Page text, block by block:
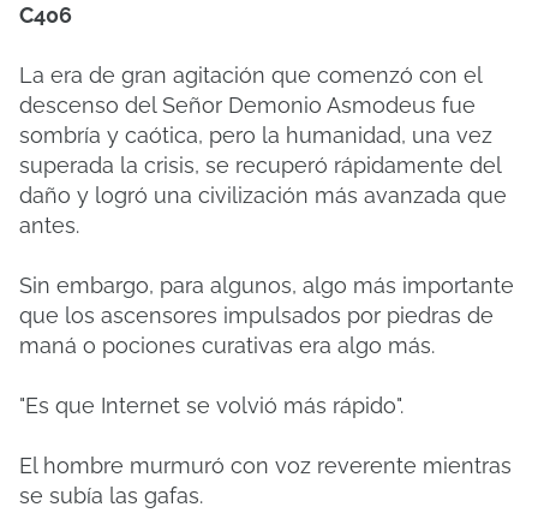
C406
La era de gran agitación que comenzó con el
descenso del Señor Demonio Asmodeus fue
sombría y caótica, pero la humanidad, una vez
superada la crisis, se recuperó rápidamente del
daño y logró una civilización más avanzada que
antes.
Sin embargo, para algunos, algo más importante
que los ascensores impulsados ​​por piedras de
maná o pociones curativas era algo más.
"Es que Internet se volvió más rápido".
El hombre murmuró con voz reverente mientras
se subía las gafas.